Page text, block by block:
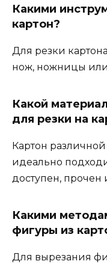
Какими
картон?
Для резки
нож, ножницы
Какой
для резки на
Картон
идеально
доступен, прочен
Какими
фигуры из
Для вырезания